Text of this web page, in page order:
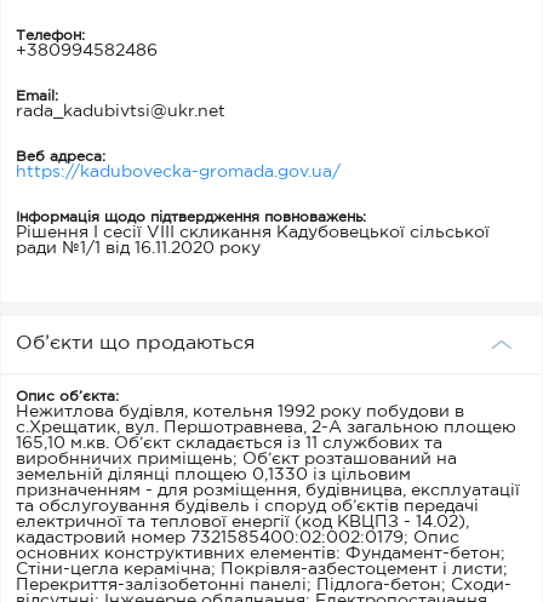
Телефон:
+380994582486
Email:
rada_kadubivtsi@ukr.net
Веб адреса:
https://kadubovecka-gromada.gov.ua/
Інформація щодо підтвердження повноважень:
Рішення І сесії VIII скликання Кадубовецької сільської
ради №1/1 від 16.11.2020 року
Об’єкти що продаються
Опис об’єкта:
Нежитлова будівля, котельня 1992 року побудови в
с.Хрещатик, вул. Першотравнева, 2-А загальною площею
165,10 м.кв. Об’єкт складається із 11 службових та
виробнничих приміщень; Об’єкт розташований на
земельній ділянці площею 0,1330 із цільовим
призначенням - для розміщення, будівницва, експлуатації
та обслугоування будівель і споруд об’єктів передачі
електричної та теплової енергії (код КВЦПЗ - 14.02),
кадастровий номер 7321585400:02:002:0179; Опис
основних конструктивних елементів: Фундамент-бетон;
Стіни-цегла керамічна; Покрівля-азбестоцемент і листи;
Перекриття-залізобетонні панелі; Підлога-бетон; Сходи-